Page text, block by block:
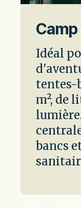
Idéal
tentes-
m², de
bancs